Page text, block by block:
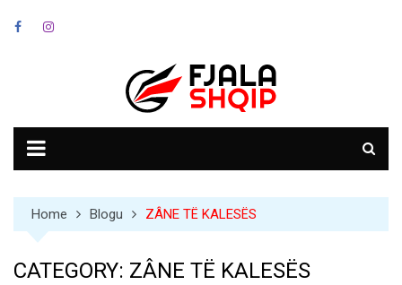
Home Blogu ZÂNE TË KALESËS
CATEGORY: ZÂNE TË KALESËS